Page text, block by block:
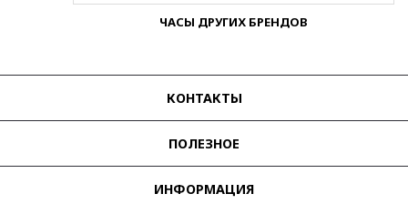
ЧАСЫ ДРУГИХ БРЕНДОВ
КОНТАКТЫ
ПОЛЕЗНОЕ
ИНФОРМАЦИЯ